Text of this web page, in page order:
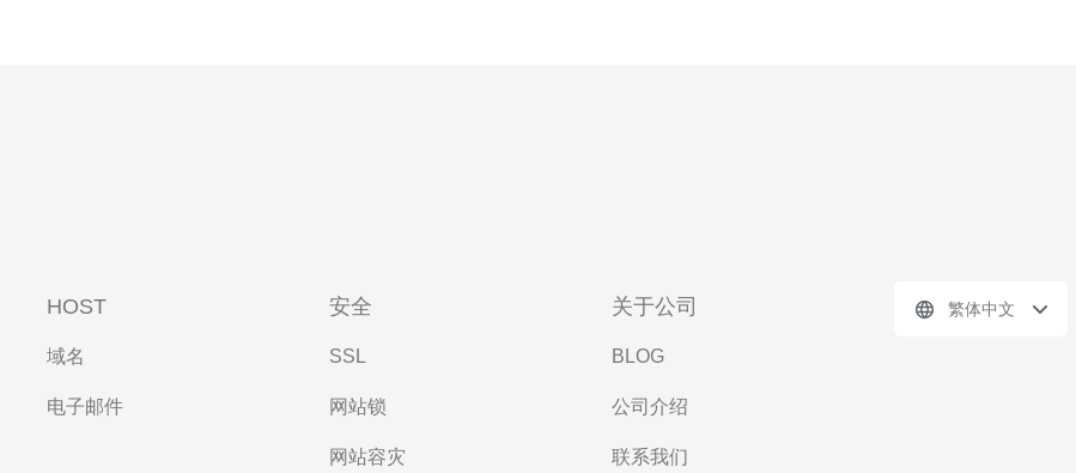
HOST
域名
电子邮件
安全
SSL
网站锁
网站容灾
关于公司
BLOG
公司介绍
联系我们
繁体中文